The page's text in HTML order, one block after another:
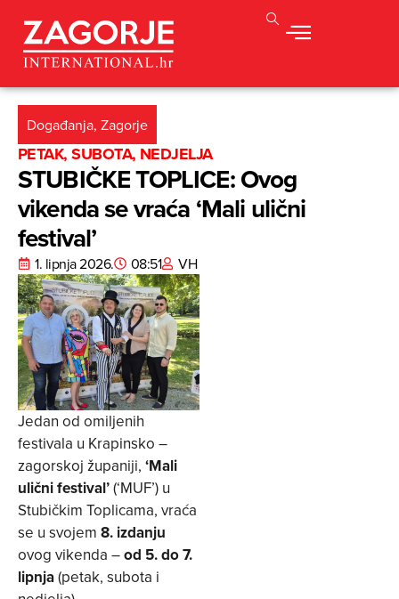
Događanja, Zagorje
PETAK, SUBOTA, NEDJELJA
STUBIČKE TOPLICE: Ovog
vikenda se vraća ‘Mali ulični
festival’
1. lipnja 2026. 08:51 VH
Jedan od omiljenih
festivala u Krapinsko –
zagorskoj županiji, ‘Mali
ulični festival’(‘MUF’) u
Stubičkim Toplicama, vraća
se u svojem 8. izdanju
ovog vikenda –od 5. do 7.
lipnja(petak, subota i